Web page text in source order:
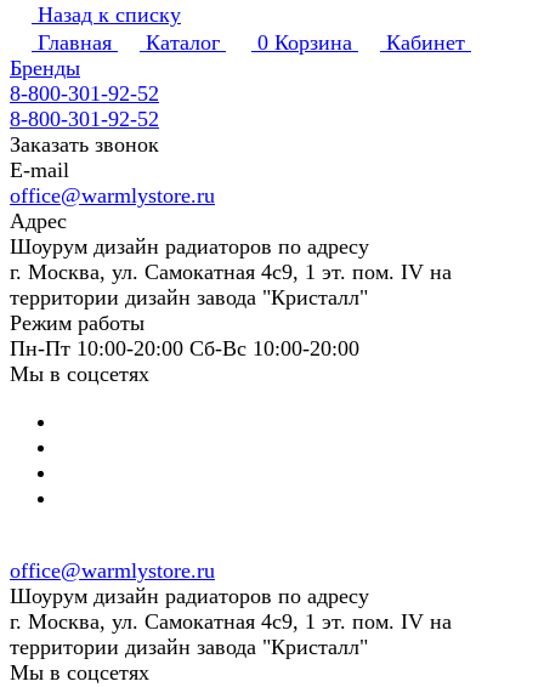
Назад к списку
Главная
Каталог 0 Корзина
Кабинет
Бренды
8-800-301-92-52
8-800-301-92-52
Заказать звонок
E-mail
office@warmlystore.ru
Адрес
Шоурум дизайн радиаторов по адресу
г. Москва, ул. Самокатная 4с9, 1 эт. пом. IV на
территории дизайн завода "Кристалл"
Режим работы
Пн-Пт 10:00-20:00 Сб-Вс 10:00-20:00
Мы в соцсетях
office@warmlystore.ru
Шоурум дизайн радиаторов по адресу
г. Москва, ул. Самокатная 4с9, 1 эт. пом. IV на
территории дизайн завода "Кристалл"
Мы в соцсетях